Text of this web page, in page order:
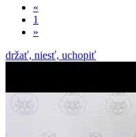
«
1
»
držať, niesť, uchopiť